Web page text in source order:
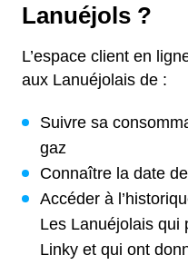
Lanuéjols ?
L’espace client en
aux Lanuéjolais de :
Suivre sa
gaz
Connaître la date
Accéder à
Les Lanuéjolais qui
Linky et qui ont